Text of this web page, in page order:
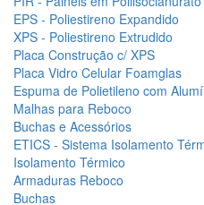
EPS - Poliestireno Expandido
XPS - Poliestireno Extrudido
Placa Construção c/ XPS
Placa Vidro Celular Foamglas
Espuma de Polietileno com
Malhas para Reboco
Buchas e Acessórios
ETICS - Sistema Isolamento
Isolamento Térmico
Armaduras Reboco
Buchas